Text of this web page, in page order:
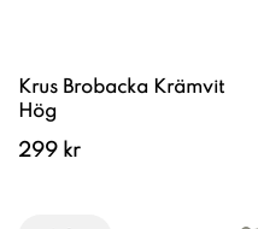
Krus Brobacka Krämvit
Hög
299 kr